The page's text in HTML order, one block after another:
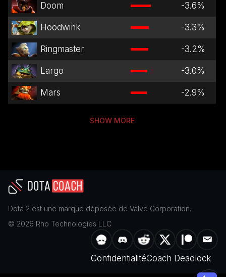
Doom -3.6%
Hoodwink -3.3%
Ringmaster -3.2%
Largo -3.0%
Mars -2.9%
SHOW MORE
Dota 2 est une marque déposée de Valve Corporation.
© 2026 Rho Technologies LLC
ConfidentialitéCoach Deadlock